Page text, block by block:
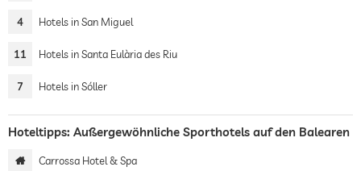
4 Hotels in San Miguel
11 Hotels in Santa Eulària des Riu
7 Hotels in Sóller
Hoteltipps: Außergewöhnliche Sporthotels auf den Balearen
Carrossa Hotel & Spa